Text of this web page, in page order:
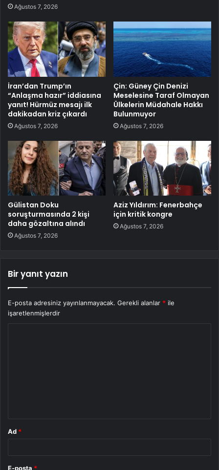
Ağustos 7, 2026
İran’dan Trump’ın
“Anlaşma hazır” iddiasına
yanıt! Hürmüz mesajı ilk
dakikadan kriz çıkardı
Ağustos 7, 2026
Çin: Güney Çin Denizi
Meselesine Taraf Olmayan
Ülkelerin Müdahale Hakkı
Bulunmuyor
Ağustos 7, 2026
Gülistan Doku
soruşturmasında 2 kişi
daha gözaltına alındı
Ağustos 7, 2026
Aziz Yıldırım: Fenerbahçe
için kritik kongre
Ağustos 7, 2026
Bir yanıt yazın
E-posta adresiniz yayınlanmayacak. Gerekli alanlar * ile
işaretlenmişlerdir
Ad *
E-posta *